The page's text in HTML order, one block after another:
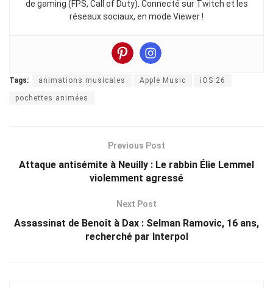
de gaming (FPS, Call of Duty). Connecté sur Twitch et les
réseaux sociaux, en mode Viewer !
Tags: animations musicales Apple Music iOS 26
pochettes animées
Previous Post
Attaque antisémite à Neuilly : Le rabbin Élie Lemmel
violemment agressé
Next Post
Assassinat de Benoît à Dax : Selman Ramovic, 16 ans,
recherché par Interpol